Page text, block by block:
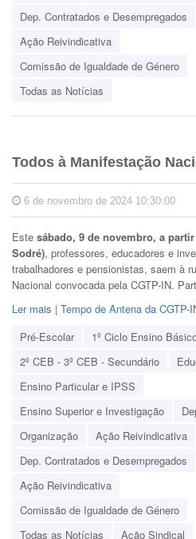
Dep. Contratados e Desempregados
Ação Reivindicativa
Comissão de Igualdade de Género
Todas as Notícias
Todos à Manifestação
6 de novembro de 2024 10:30:00
Este sábado, 9 de novembro, a
Sodré), professores, educadores e
trabalhadores e pensionistas, saem à
Nacional convocada pela CGTP-IN.
Ler mais | Tempo de Antena da CGTP-
Pré-Escolar
1º Ciclo Ensino
2º CEB - 3º CEB - Secundário
Ensino Particular e IPSS
Ensino Superior e Investigação
Organização
Ação Reivindicativa
Dep. Contratados e Desempregados
Ação Reivindicativa
Comissão de Igualdade de Género
Todas as Notícias
Ação Sindical